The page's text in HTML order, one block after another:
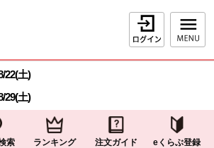
ログイン
ニューです。
スキップする
22(土)
29(土)
索 ランキング 注文ガイド eくらぶ登録